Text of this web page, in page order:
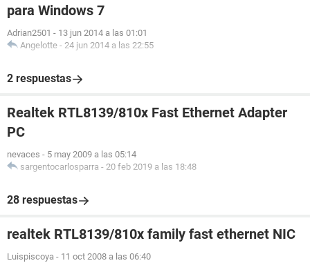
para Windows 7
Adrian2501 - 13 jun 2014 a las 01:01
Angelotte - 24 jun 2014 a las 22:55
2 respuestas
Realtek RTL8139/810x Fast Ethernet Adapter
PC
nevaces - 5 may 2009 a las 05:14
sargentocarlosparra - 20 feb 2019 a las 18:48
28 respuestas
realtek RTL8139/810x family fast ethernet NIC
Luispiscoya - 11 oct 2008 a las 06:40